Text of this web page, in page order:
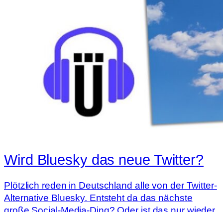
Wird Bluesky das neue Twitter?
Plötzlich reden in Deutschland alle von der Twitter-
Alternative Bluesky. Entsteht da das nächste